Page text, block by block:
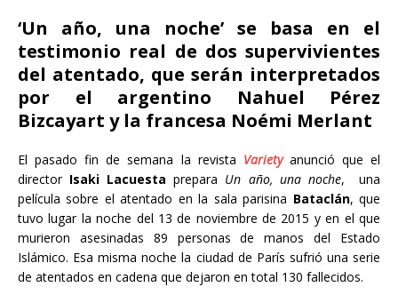
‘Un año, una noche’ se basa en el
testimonio real de dos supervivientes
del atentado, que serán interpretados
por el argentino Nahuel Pérez
Bizcayart y la francesa Noémi Merlant
El pasado fin de semana la revista Varietyanunció que el
director Isaki Lacuesta prepara Un año, una noche, una
película sobre el atentado en la sala parisina Bataclán, que
tuvo lugar la noche del 13 de noviembre de 2015 y en el que
murieron asesinadas 89 personas de manos del Estado
Islámico. Esa misma noche la ciudad de París sufrió una serie
de atentados en cadena que dejaron en total 130 fallecidos.